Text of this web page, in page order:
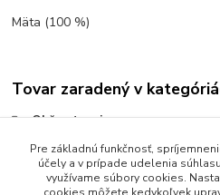
Mäta (100 %)
Tovar zaradený v
Občerstvenie
Čaje
Bylinné čaje
Pre základnú funkčnosť,
účely a v prípade udelenia
využívame súbory cookies.